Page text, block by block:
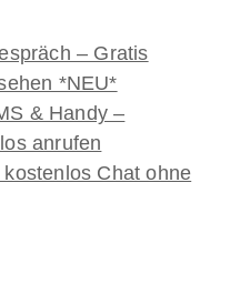
– Gratis
*NEU*
& Handy –
anrufen
Chat ohne